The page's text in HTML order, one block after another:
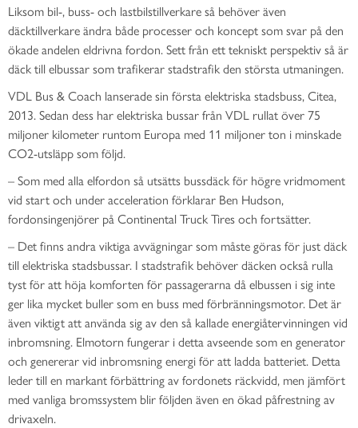
Liksom bil-, buss- och lastbilstillverkare så behöver även
däcktillverkare ändra både processer och koncept som svar på den
ökade andelen eldrivna fordon. Sett från ett tekniskt perspektiv så är
däck till elbussar som trafikerar stadstrafik den största utmaningen.
VDL Bus & Coach lanserade sin första elektriska stadsbuss, Citea,
2013. Sedan dess har elektriska bussar från VDL rullat över 75
miljoner kilometer runtom Europa med 11 miljoner ton i minskade
CO2-utsläpp som följd.
– Som med alla elfordon så utsätts bussdäck för högre vridmoment
vid start och under acceleration förklarar Ben Hudson,
fordonsingenjörer på Continental Truck Tires och fortsätter.
– Det finns andra viktiga avvägningar som måste göras för just däck
till elektriska stadsbussar. I stadstrafik behöver däcken också rulla
tyst för att höja komforten för passagerarna då elbussen i sig inte
ger lika mycket buller som en buss med förbränningsmotor. Det är
även viktigt att använda sig av den så kallade energiåtervinningen vid
inbromsning. Elmotorn fungerar i detta avseende som en generator
och genererar vid inbromsning energi för att ladda batteriet. Detta
leder till en markant förbättring av fordonets räckvidd, men jämfört
med vanliga bromssystem blir följden även en ökad påfrestning av
drivaxeln.